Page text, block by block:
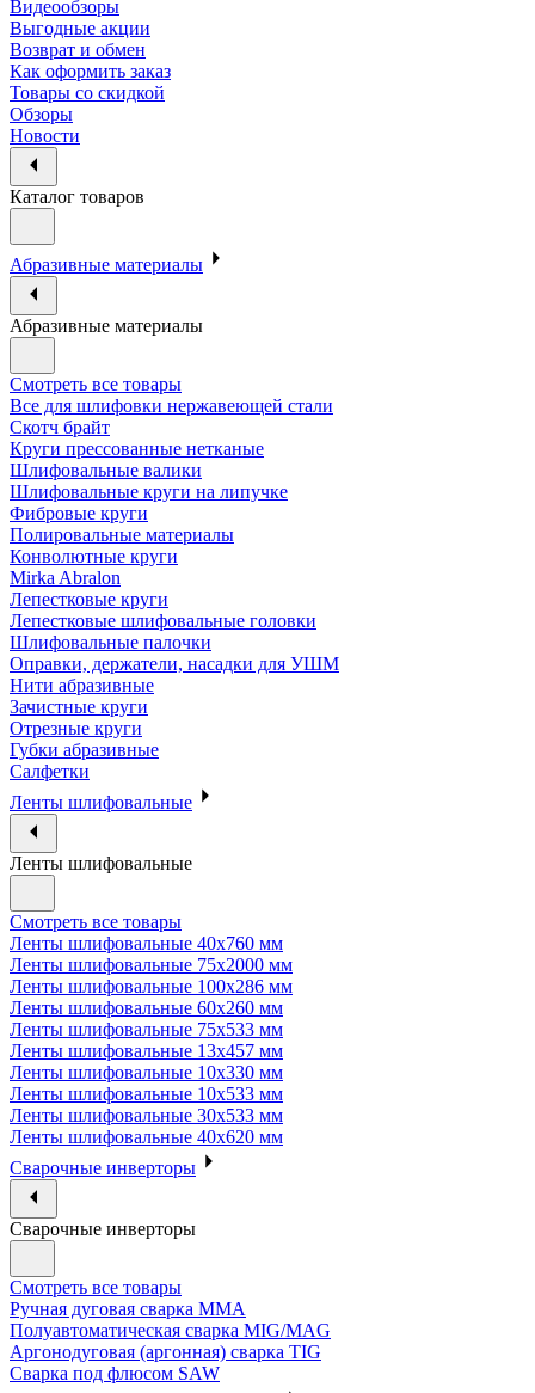
Видеообзоры
Выгодные акции
Возврат и обмен
Как оформить заказ
Товары со скидкой
Обзоры
Новости
Каталог товаров
Абразивные материалы
Абразивные материалы
Смотреть все товары
Все для шлифовки нержавеющей стали
Скотч брайт
Круги прессованные нетканые
Шлифовальные валики
Шлифовальные круги на липучке
Фибровые круги
Полировальные материалы
Конволютные круги
Mirka Abralon
Лепестковые круги
Лепестковые шлифовальные головки
Шлифовальные палочки
Оправки, держатели, насадки для УШМ
Нити абразивные
Зачистные круги
Отрезные круги
Губки абразивные
Салфетки
Ленты шлифовальные
Ленты шлифовальные
Смотреть все товары
Ленты шлифовальные 40х760 мм
Ленты шлифовальные 75х2000 мм
Ленты шлифовальные 100х286 мм
Ленты шлифовальные 60х260 мм
Ленты шлифовальные 75х533 мм
Ленты шлифовальные 13х457 мм
Ленты шлифовальные 10х330 мм
Ленты шлифовальные 10х533 мм
Ленты шлифовальные 30х533 мм
Ленты шлифовальные 40х620 мм
Сварочные инверторы
Сварочные инверторы
Смотреть все товары
Ручная дуговая сварка MMA
Полуавтоматическая сварка MIG/MAG
Аргонодуговая (аргонная) сварка TIG
Сварка под флюсом SAW